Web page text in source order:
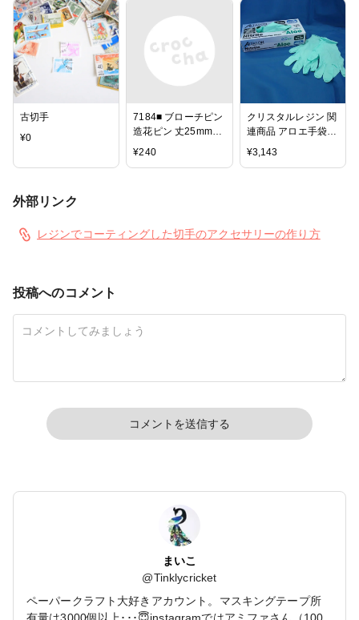
線照射器 ジェルネイ
ル ネイルアート ネ
イルランプ ハンドメ
イド アクセサリー
古切手
¥0
7184■ ブローチピン
造花ピン 丈25mm
50個入り アンティ
¥240
クリスタルレジン 関
連商品 アロエ手袋
ニトリル（M）100
枚入り
¥3,143
外部リンク
レジンでコーティングした切手のアクセサリーの作り方
投稿へのコメント
コメントを送信する
まいこ
@Tinklycricket
ペーパークラフト大好きアカウント。マスキングテープ所